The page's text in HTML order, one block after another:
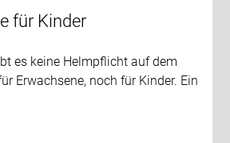
für Kinder
es keine Helmpflicht auf dem
Erwachsene, noch für Kinder. Ein